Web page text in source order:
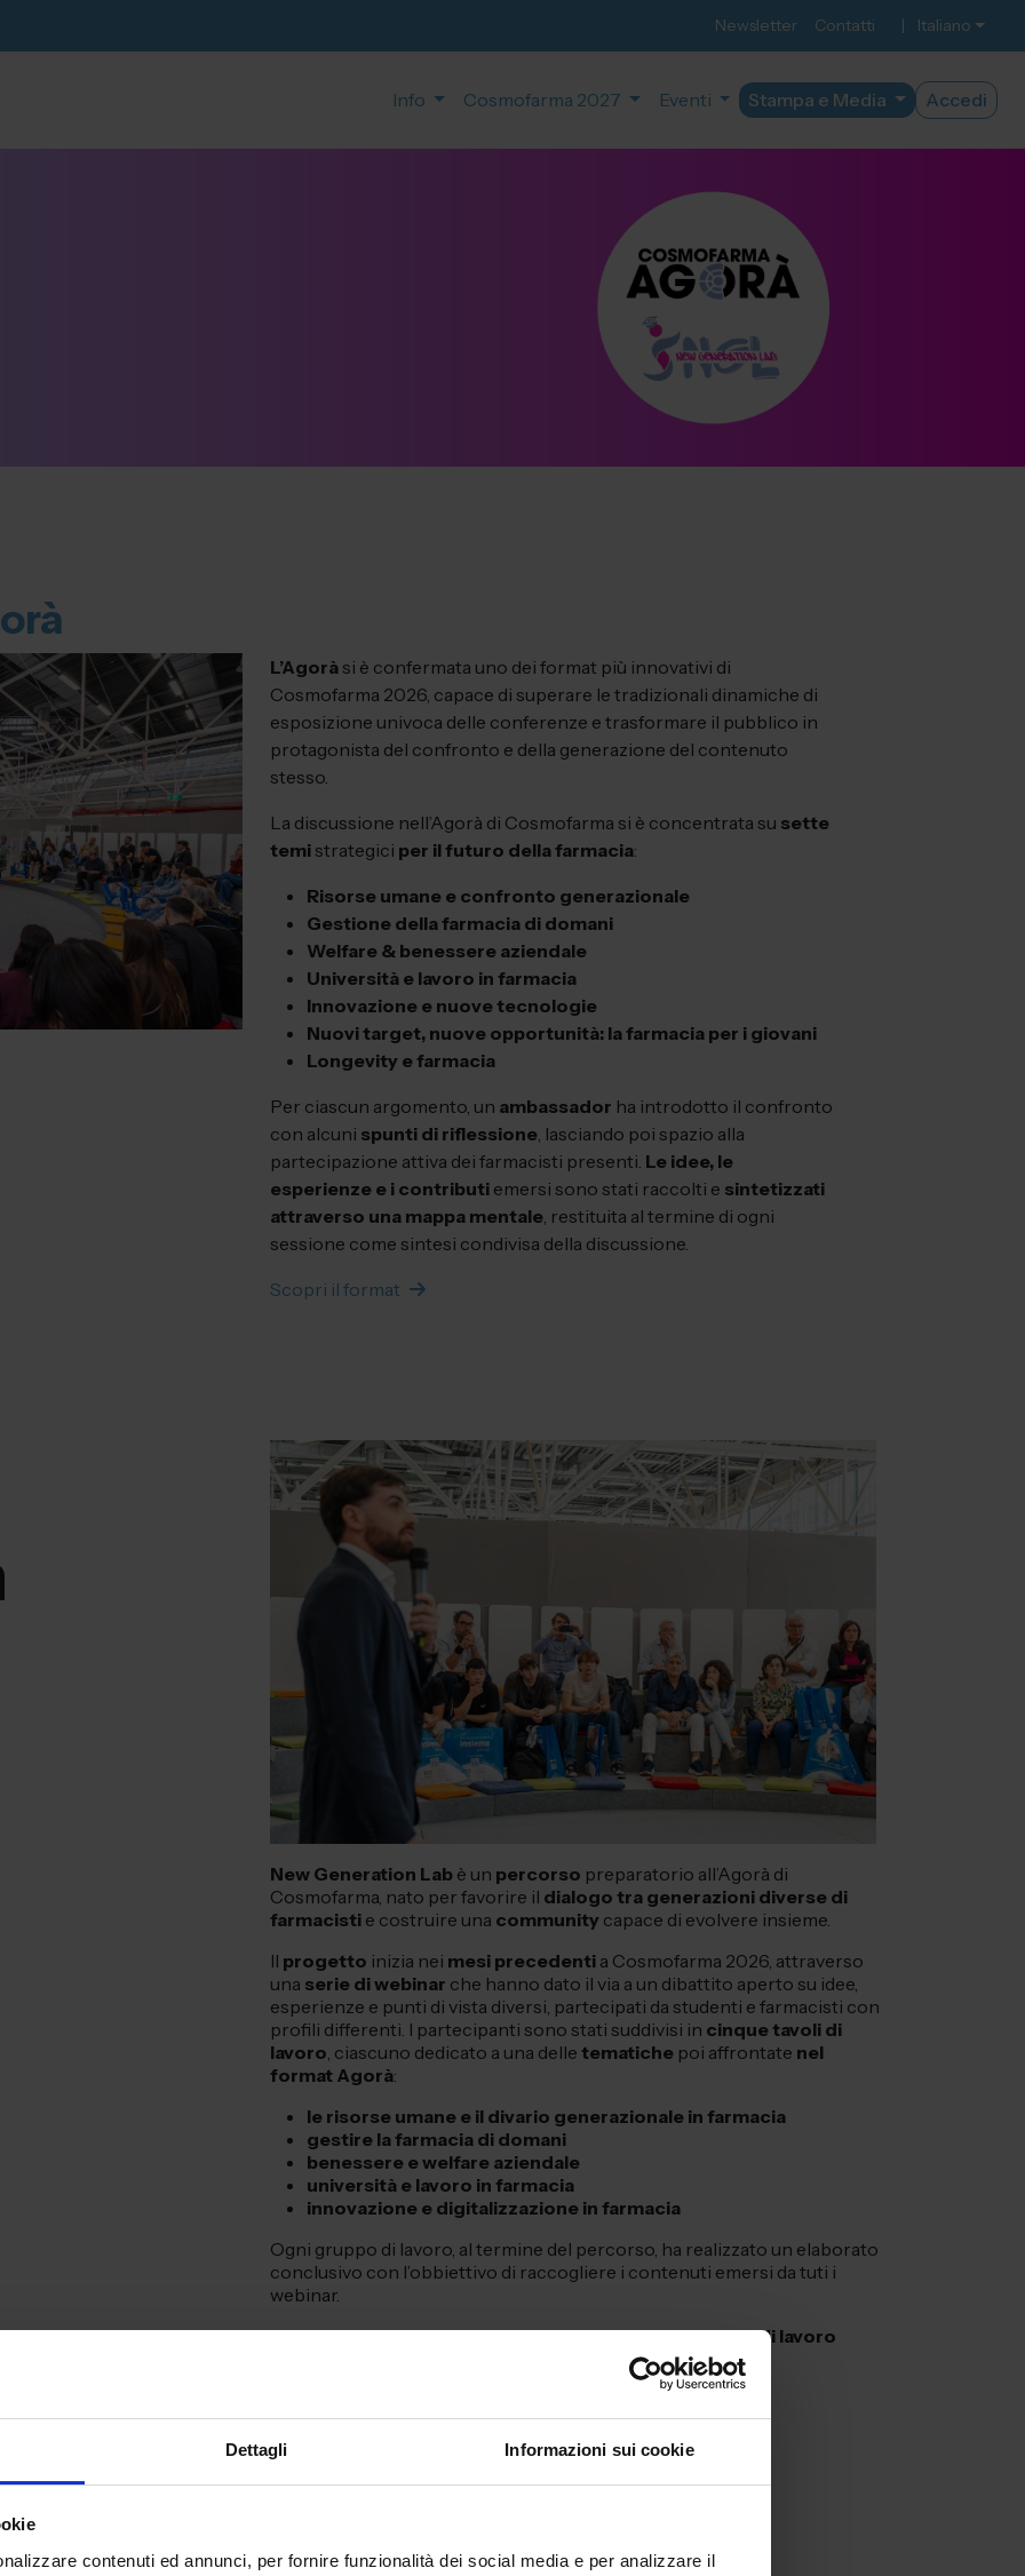
Dettagli Informazioni sui cookie
contenuti ed annunci, per fornire funzionalità dei social media e per analizzare il
Newsletter Contatti | Italiano
Info Cosmofarma 2027 Eventi Stampa e Media Accedi
L’Agorà si è confermata uno dei format più innovativi di
Cosmofarma 2026, capace di superare le tradizionali dinamiche di
esposizione univoca delle conferenze e trasformare il pubblico in
protagonista del confronto e della generazione del contenuto
stesso.
La discussione nell’Agorà di Cosmofarma si è concentrata su sette
temi strategici per il futuro della farmacia:
Risorse umane e confronto generazionale
Gestione della farmacia di domani
Welfare & benessere aziendale
Università e lavoro in farmacia
Innovazione e nuove tecnologie
Nuovi target, nuove opportunità: la farmacia per i giovani
Longevity e farmacia
Per ciascun argomento, un ambassador ha introdotto il confronto
con alcuni spunti di riflessione, lasciando poi spazio alla
partecipazione attiva dei farmacisti presenti. Le idee, le
esperienze e i contributi emersi sono stati raccolti e sintetizzati
attraverso una mappa mentale, restituita al termine di ogni
sessione come sintesi condivisa della discussione.
Scopri il format
New Generation Lab è un percorso preparatorio all’Agorà di
Cosmofarma, nato per favorire il dialogo tra generazioni diverse di
farmacisti e costruire una community capace di evolvere insieme.
Il progetto inizia nei mesi precedenti a Cosmofarma 2026, attraverso
una serie di webinar che hanno dato il via a un dibattito aperto su idee,
esperienze e punti di vista diversi, partecipati da studenti e farmacisti con
profili differenti. I partecipanti sono stati suddivisi in cinque tavoli di
lavoro, ciascuno dedicato a una delle tematiche poi affrontate nel
format Agorà:
le risorse umane e il divario generazionale in farmacia
gestire la farmacia di domani
benessere e welfare aziendale
università e lavoro in farmacia
innovazione e digitalizzazione in farmacia
Ogni gruppo di lavoro, al termine del percorso, ha realizzato un elaborato
conclusivo con l’obbiettivo di raccogliere i contenuti emersi da tuti i
webinar.
E’ possibilescaricare gli elaborati relativi a ogni gruppo di lavoro
Scopri l’elaborato del tavolo 1 →